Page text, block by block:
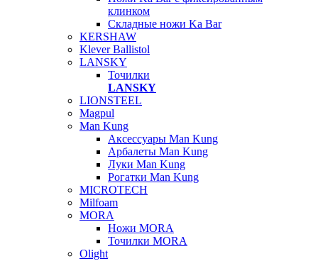
клинком
Складные ножи Ka Bar
KERSHAW
Klever Ballistol
LANSKY
Точилки
LANSKY
LIONSTEEL
Magpul
Man Kung
Аксессуары Man Kung
Арбалеты Man Kung
Луки Man Kung
Рогатки Man Kung
MICROTECH
Milfoam
MORA
Ножи MORA
Точилки MORA
Olight